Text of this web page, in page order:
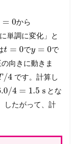
= 0から
に単調に変化」と
t = 0でy = 0で
向きに動きま
/4 です。計算し
/4 = 1.5 s とな
したがって、計